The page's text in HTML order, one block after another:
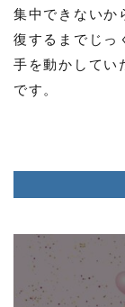
集中できないか
復するまでじっ
手を動かしてい
です。